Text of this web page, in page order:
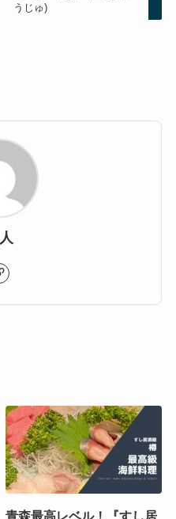
うじゅ)
青森最高レベル！『すし居